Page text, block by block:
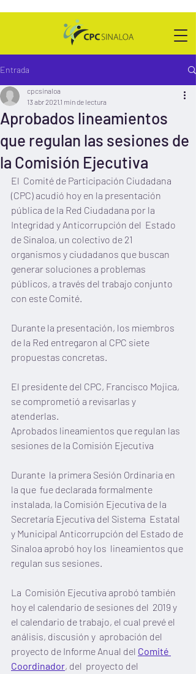
Entrada
Aprobados lineamientos
que regulan las sesiones de
la Comisión Ejecutiva
cpcsinaloa
13 abr 2021 1 min de lectura
El  Comité de Participación Ciudadana
(CPC) acudió hoy en la presentación
pública de la Red Ciudadana por la
Integridad y Anticorrupción del  Estado
de Sinaloa, un colectivo de 21
organismos y ciudadanos que buscan
generar soluciones a problemas
públicos, a través del trabajo conjunto
con este Comité.
Durante la presentación, los miembros
de la Red entregaron al CPC siete
propuestas concretas.
El presidente del CPC, Francisco Mojica,
se comprometió a revisarlas y
atenderlas.
Aprobados lineamientos que regulan las
sesiones de la Comisión Ejecutiva
Durante  la primera Sesión Ordinaria en
la que  fue declarada formalmente
instalada, la Comisión Ejecutiva de la
Secretaría Ejecutiva del Sistema  Estatal
y Municipal Anticorrupción del Estado de
Sinaloa aprobó hoy los  lineamientos que
regulan sus sesiones.
La  Comisión Ejecutiva aprobó también
hoy el calendario de sesiones del  2019 y
el calendario de trabajo, el cual prevé el
análisis, discusión y  aprobación del
proyecto de Informe Anual del Comité
Coordinador, del  proyecto del